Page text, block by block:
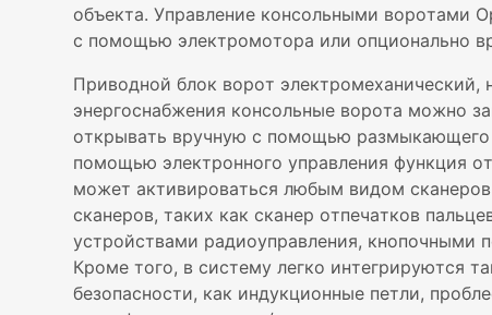
объекта. Управление консольными воротами
с помощью электромотора или опционально
Приводной блок ворот электромеханический,
энергоснабжения консольные ворота можно
открывать вручную с помощью
помощью электронного управления функция
может активироваться любым видом
сканеров, таких как сканер отпечатков
устройствами радиоуправления, кнопочными
Кроме того, в систему легко интегрируются
безопасности, как индукционные петли,